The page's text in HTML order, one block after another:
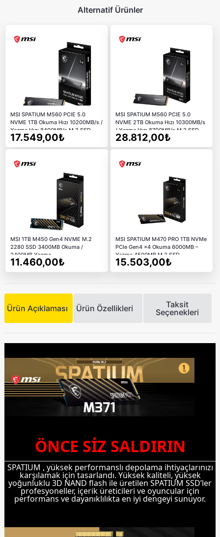
Alternatif Ürünler
MSI SPATIUM M560 PCIE 5.0
NVME 1TB Okuma Hızı 10200MB/s /
Yazma Hızı 8400MB/s M.2 SSD
17.549,00₺
MSI SPATIUM M560 PCIE 5.0
NVME 2TB Okuma Hızı 10300MB/s
/ Yazma Hızı 8700MB/s M.2 SSD
28.812,00₺
MSI 1TB M450 Gen4 NVME M.2
2280 SSD 3400MB Okuma /
2400MB Yazma
11.460,00₺
MSI SPATIUM M470 PRO 1TB NVMe
PCIe Gen4 x4 Okuma 6000MB –
Yazma 4500MB M.2 SSD
15.503,00₺
Ürün Açıklaması Ürün Özellikleri
Taksit
Seçenekleri
ÖNCE SİZ SALDIRIN
SPATIUM , yüksek performanslı depolama ihtiyaçlarınızı
karşılamak için tasarlandı. Yüksek kaliteli, yüksek
yoğunluklu 3D NAND flash ile üretilen SPATIUM SSD’ler
profesyoneller, içerik üreticileri ve oyuncular için
performans ve dayanıklılıkta en iyi dengeyi sunuyor.